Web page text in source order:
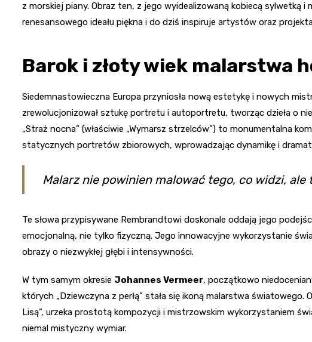
z morskiej piany. Obraz ten, z jego wyidealizowaną kobiecą sylwetką
renesansowego ideału piękna i do dziś inspiruje artystów oraz
Barok i złoty wiek malarstwa
Siedemnastowieczna Europa przyniosła nową estetykę i nowych
zrewolucjonizował sztukę portretu i autoportretu, tworząc dzieła o
„Straż nocna” (właściwie „Wymarsz strzelców”) to monumentalna
statycznych portretów zbiorowych, wprowadzając dynamikę i
Malarz nie powinien malować tego, co widzi, ale
Te słowa przypisywane Rembrandtowi doskonale oddają jego
emocjonalną, nie tylko fizyczną. Jego innowacyjne wykorzystanie
obrazy o niezwykłej głębi i intensywności.
W tym samym okresie Johannes Vermeer, początkowo
których „Dziewczyna z perłą” stała się ikoną malarstwa światowego.
Lisą”, urzeka prostotą kompozycji i mistrzowskim wykorzystaniem
niemal mistyczny wymiar.